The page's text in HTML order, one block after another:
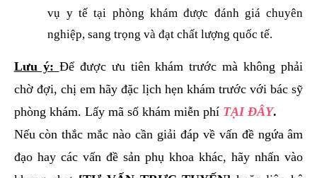
vụ y tế tại phòng khám được đánh giá chuyên
nghiệp, sang trọng và đạt chất lượng quốc tế.
Lưu ý: Để được ưu tiên khám trước mà không phải
chờ đợi, chị em hãy đặc lịch hẹn khám trước với bác sỹ
phòng khám. Lấy mã số khám miễn phí TẠI ĐÂY.
Nếu còn thắc mắc nào cần giải đáp về vấn đề ngứa âm
đạo hay các vấn đề sản phụ khoa khác, hãy nhấn vào